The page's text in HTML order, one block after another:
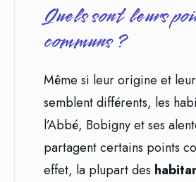
Quels sont leurs
communs ?
Même si leur origine et
semblent différents, les
l’Abbé, Bobigny et ses
partagent certains points
effet, la plupart des